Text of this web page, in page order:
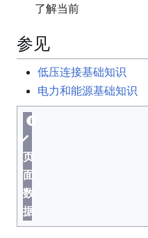
了解当前
参见
低压连接基础知识
电力和能源基础知识
页
面
数
据